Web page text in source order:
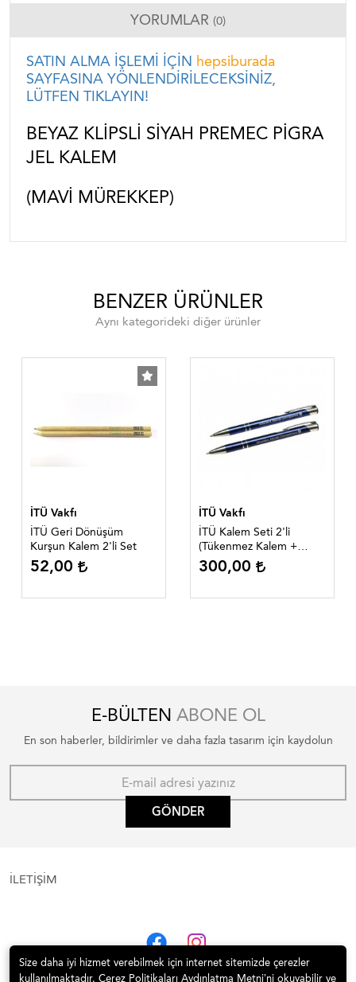
YORUMLAR (0)
SATIN ALMA İŞLEMİ İÇİN hepsiburada
SAYFASINA YÖNLENDİRİLECEKSİNİZ,
LÜTFEN TIKLAYIN!
BEYAZ KLIPSLI SIYAH PREMEC PIGRA
JEL KALEM
(MAVI MÜREKKEP)
BENZER ÜRÜNLER
Aynı kategorideki diğer ürünler
İTÜ Vakfı
İTÜ Geri Dönüşüm
Kurşun Kalem 2'li Set
52,00
İTÜ Vakfı
İTÜ Kalem Seti 2'li
(Tükenmez Kalem +
Kurşun Kalem) Mavi
300,00
E-BÜLTEN ABONE OL
En son haberler, bildirimler ve daha fazla tasarım için kaydolun
GÖNDER
İLETİŞİM
Size daha iyi hizmet verebilmek için internet sitemizde çerezler
kullanılmaktadır. Çerez Politikaları Aydınlatma Metni’ni okuyabilir ve